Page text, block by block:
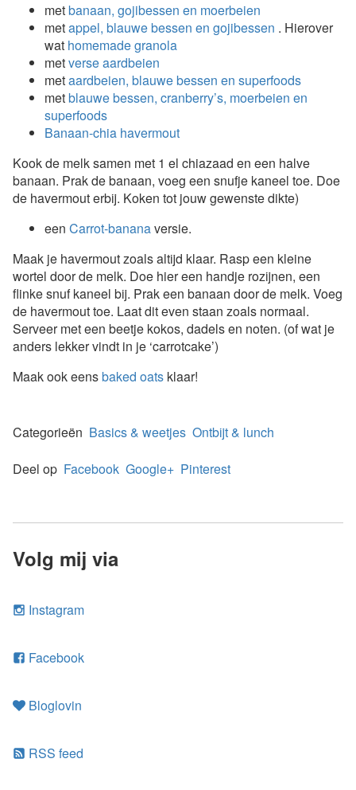
metbanaan, gojibessen en moerbeien
metappel, blauwe bessen en gojibessen . Hierover
wat homemade granola
metverse aardbeien
metaardbeien, blauwe bessen en superfoods
metblauwe bessen, cranberry’s, moerbeien en
superfoods
Banaan-chia havermout
Kook de melk samen met 1 el chiazaad en een halve
banaan. Prak de banaan, voeg een snufje kaneel toe. Doe
de havermout erbij. Koken tot jouw gewenste dikte)
een Carrot-bananaversie.
Maak je havermout zoals altijd klaar. Rasp een kleine
wortel door de melk. Doe hier een handje rozijnen, een
flinke snuf kaneel bij. Prak een banaan door de melk. Voeg
de havermout toe. Laat dit even staan zoals normaal.
Serveer met een beetje kokos, dadels en noten. (of wat je
anders lekker vindt in je ‘carrotcake’)
Maak ook eensbaked oats klaar!
Categorieën Basics & weetjes Ontbijt & lunch
Deel op Facebook Google+ Pinterest
Volg mij via
Instagram
Facebook
Bloglovin
RSS feed